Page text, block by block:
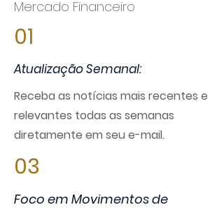
Mercado Financeiro
01
Atualização Semanal:
Receba as notícias mais recentes e
relevantes todas as semanas
diretamente em seu e-mail.
03
Foco em Movimentos de